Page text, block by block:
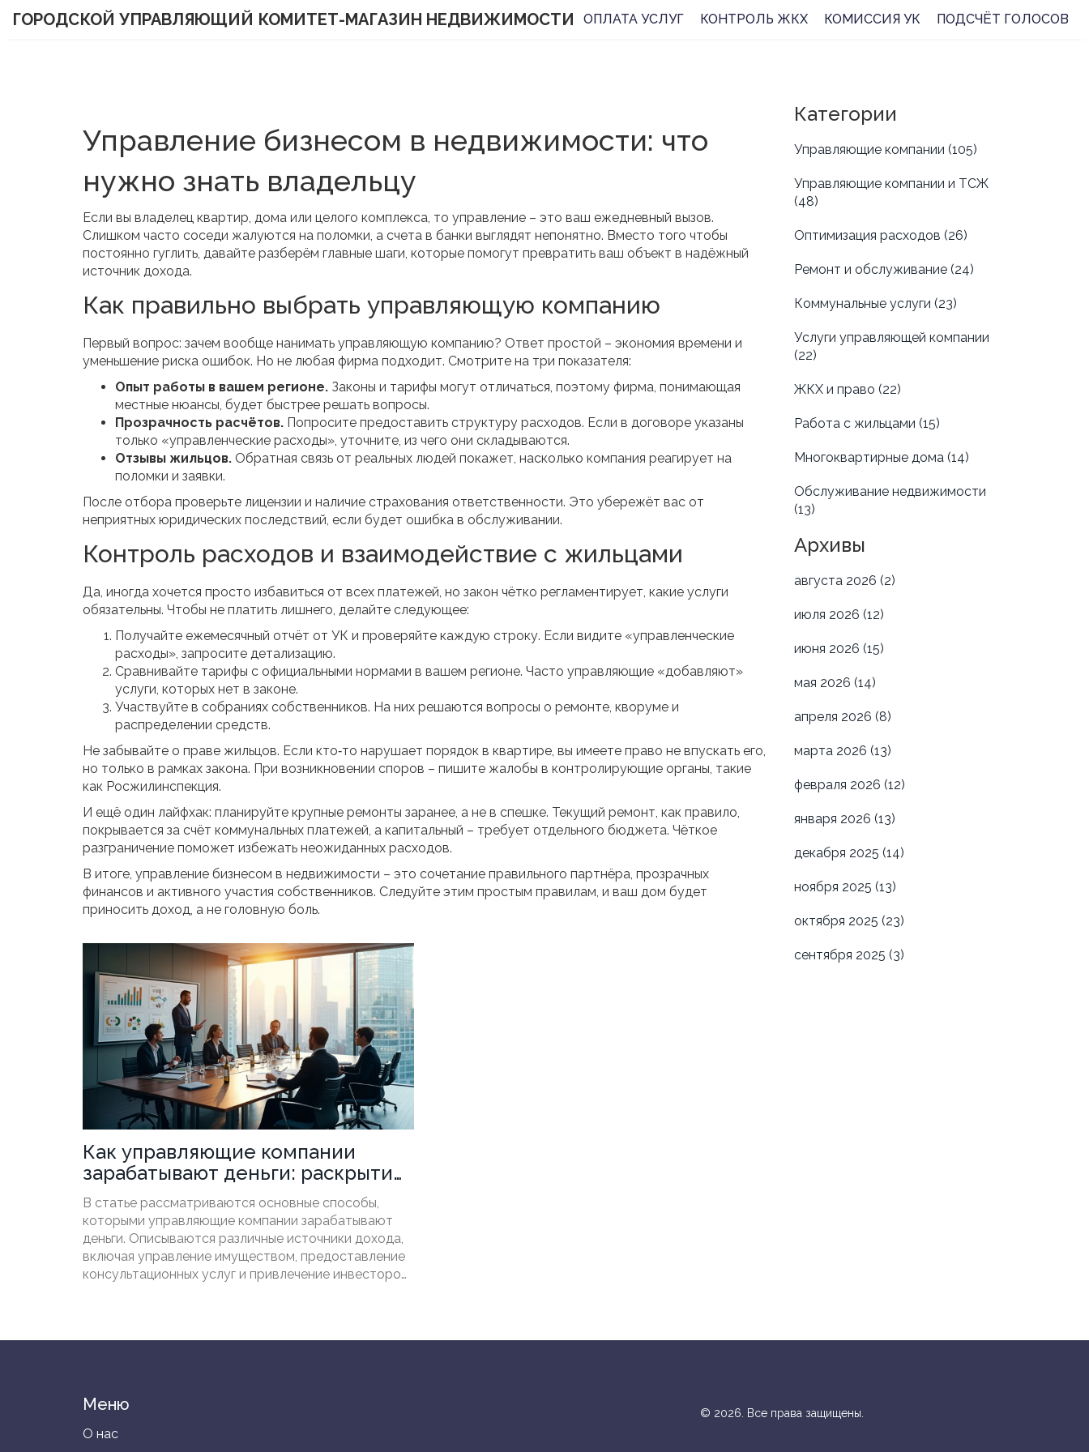
ГОРОДСКОЙ УПРАВЛЯЮЩИЙ КОМИТЕТ-МАГАЗИН НЕДВИЖИМОСТИ ОПЛАТА УСЛУГ КОНТРОЛЬ ЖКХ КОМИССИЯ УК ПОДСЧЁТ ГОЛОСОВ
Управление бизнесом в недвижимости: что
нужно знать владельцу
Если вы владелец квартир, дома или целого комплекса, то управление – это ваш ежедневный вызов.
Слишком часто соседи жалуются на поломки, а счета в банки выглядят непонятно. Вместо того чтобы
постоянно гуглить, давайте разберём главные шаги, которые помогут превратить ваш объект в надёжный
источник дохода.
Как правильно выбрать управляющую компанию
Первый вопрос: зачем вообще нанимать управляющую компанию? Ответ простой – экономия времени и
уменьшение риска ошибок. Но не любая фирма подходит. Смотрите на три показателя:
Опыт работы в вашем регионе. Законы и тарифы могут отличаться, поэтому фирма, понимающая
местные нюансы, будет быстрее решать вопросы.
Прозрачность расчётов. Попросите предоставить структуру расходов. Если в договоре указаны
только «управленческие расходы», уточните, из чего они складываются.
Отзывы жильцов. Обратная связь от реальных людей покажет, насколько компания реагирует на
поломки и заявки.
После отбора проверьте лицензии и наличие страхования ответственности. Это убережёт вас от
неприятных юридических последствий, если будет ошибка в обслуживании.
Контроль расходов и взаимодействие с жильцами
Да, иногда хочется просто избавиться от всех платежей, но закон чётко регламентирует, какие услуги
обязательны. Чтобы не платить лишнего, делайте следующее:
Получайте ежемесячный отчёт от УК и проверяйте каждую строку. Если видите «управленческие
расходы», запросите детализацию.
Сравнивайте тарифы с официальными нормами в вашем регионе. Часто управляющие «добавляют»
услуги, которых нет в законе.
Участвуйте в собраниях собственников. На них решаются вопросы о ремонте, кворуме и
распределении средств.
Не забывайте о праве жильцов. Если кто‑то нарушает порядок в квартире, вы имеете право не впускать его,
но только в рамках закона. При возникновении споров – пишите жалобы в контролирующие органы, такие
как Росжилинспекция.
И ещё один лайфхак: планируйте крупные ремонты заранее, а не в спешке. Текущий ремонт, как правило,
покрывается за счёт коммунальных платежей, а капитальный – требует отдельного бюджета. Чёткое
разграничение поможет избежать неожиданных расходов.
В итоге, управление бизнесом в недвижимости – это сочетание правильного партнёра, прозрачных
финансов и активного участия собственников. Следуйте этим простым правилам, и ваш дом будет
приносить доход, а не головную боль.
Как управляющие компании
зарабатывают деньги: раскрытие
тайн
В статье рассматриваются основные способы,
которыми управляющие компании зарабатывают
деньги. Описываются различные источники дохода,
включая управление имуществом, предоставление
консультационных услуг и привлечение инвесторов.
Категории
Управляющие компании (105)
Управляющие компании и ТСЖ
(48)
Оптимизация расходов (26)
Ремонт и обслуживание (24)
Коммунальные услуги (23)
Услуги управляющей компании
(22)
ЖКХ и право (22)
Работа с жильцами (15)
Многоквартирные дома (14)
Обслуживание недвижимости
(13)
Архивы
августа 2026 (2)
июля 2026 (12)
июня 2026 (15)
мая 2026 (14)
апреля 2026 (8)
марта 2026 (13)
февраля 2026 (12)
января 2026 (13)
декабря 2025 (14)
ноября 2025 (13)
октября 2025 (23)
сентября 2025 (3)
Меню
О нас
© 2026. Все права защищены.